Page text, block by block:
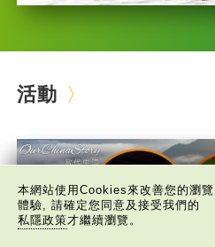
活動
本網站使用Cookies來改善您的瀏覽
體驗, 請確定您同意及接受我們的
私隱政策才繼續瀏覽。